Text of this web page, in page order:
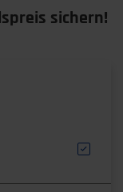
sichern!